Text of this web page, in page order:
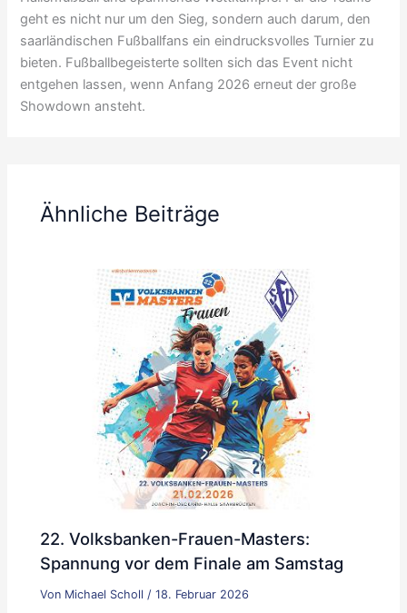
geht es nicht nur um den Sieg, sondern auch darum, den
saarländischen Fußballfans ein eindrucksvolles Turnier zu
bieten. Fußballbegeisterte sollten sich das Event nicht
entgehen lassen, wenn Anfang 2026 erneut der große
Showdown ansteht.
Ähnliche Beiträge
22. Volksbanken-Frauen-Masters:
Spannung vor dem Finale am Samstag
Von Michael Scholl /18. Februar 2026